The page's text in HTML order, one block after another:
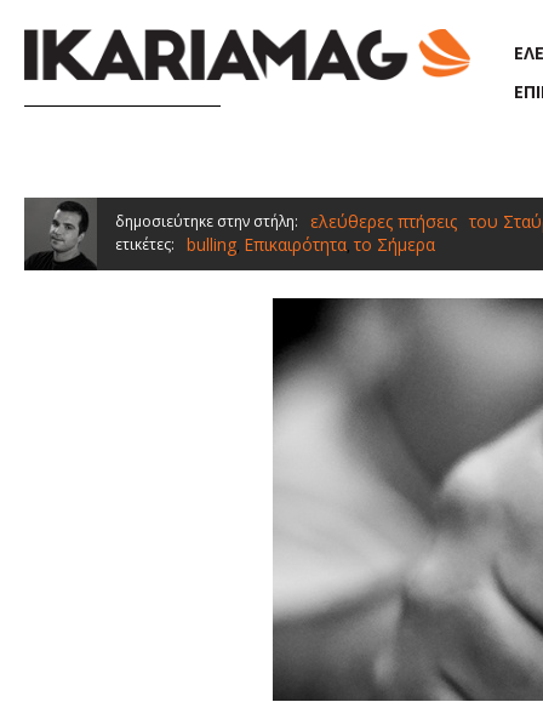
δημοσιεύτηκε στην στήλη: ελεύθερες πτήσεις του
ετικέτες: bulling, Επικαιρότητα, το Σήμερα